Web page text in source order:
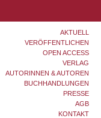
AKTUELL
VERÖFFENTLICHEN
OPEN ACCESS
VERLAG
AUTORINNEN & AUTOREN
BUCHHANDLUNGEN
PRESSE
AGB
KONTAKT